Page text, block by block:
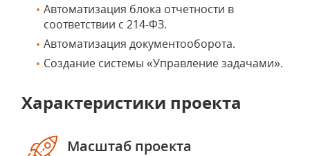
Автоматизация блока отчетности в
соответствии с 214-ФЗ.
Автоматизация документооборота.
Создание системы «Управление задачами».
Характеристики проекта
Масштаб проекта